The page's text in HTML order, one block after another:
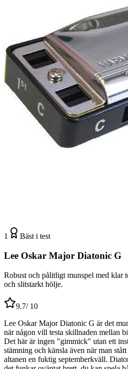
1 Bäst i test
Lee Oskar Major Diatonic G
Robust och pålitligt munspel med klar
och slitstarkt hölje.
9.7/ 10
Lee Oskar Major Diatonic G är det
när någon vill testa skillnaden mellan
Det här är ingen "gimmick" utan ett
stämning och känsla även när man
altanen en fuktig septemberkväll.